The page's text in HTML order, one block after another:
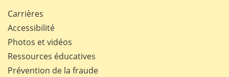
Carrières
Accessibilité
Photos et vidéos
Ressources éducatives
Prévention de la fraude